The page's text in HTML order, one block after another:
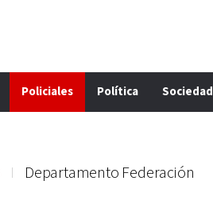
Policiales Política Sociedad
Departamento Federación